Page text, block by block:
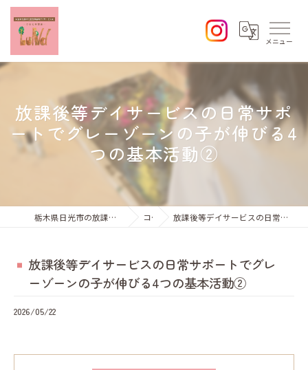
放課後等デイサービスの日常サポ
ートでグレーゾーンの子が伸びる4
つの基本活動②
栃木県日光市の放課後等デイサービスならひなた学習会Lund コラム 放課後等デイサービスの日常サポートでグレーゾーンの子が伸びる4つの基本活動②
放課後等デイサービスの日常サポートでグレ
ーゾーンの子が伸びる4つの基本活動②
2026/05/22